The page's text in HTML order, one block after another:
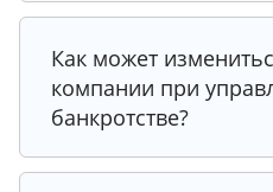
Рекомендация от
Рекомендация от
Рекомендация от
Рекомендация от
Рекомендация от
Как может
компании при
банкротстве?